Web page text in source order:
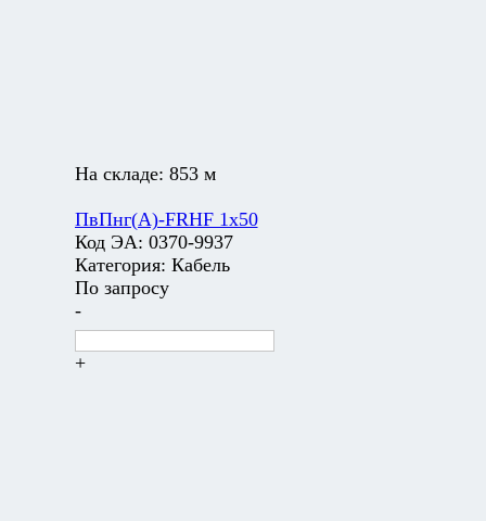
На складе: 853 м
ПвПнг(А)-FRHF 1х50
Код ЭА: 0370-9937
Категория: Кабель
По запросу
-
+